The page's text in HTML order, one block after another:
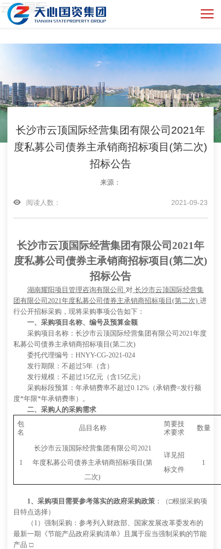
云顶国际
长沙市云顶国际经营集团有限公司2021年
度私募公司债券主承销商招标项目(第二次)
招标公告
来源：
阅读人数： 2021-09-23
长沙市云顶国际经营集团有限公司 2021年
度私募公司债券主承销商招标项目(第二次)
招标公告
湖南耀阳项目管理咨询有限公司 对 长沙市云顶国际经营集
团有限公司 2021年度私募公司债券主承销商招标项目(第二次) 进
行公开招标采购，现将采购事项公告如下：
一、采购项目名称、编号及预算金额
采购项目名称： 长沙市云顶国际经营集团有限公司 2021年度
私募公司债券主承销商招标项目(第二次)
委托代理编号： HNYY-CG-2021-024
发行期限：不超过5年（含）
发行规模：不超过15亿元（含15亿元）
采购标段预算： 年承销费率不超过0.12%（承销费=发行额
度*年限*年承销费率）。
二、采购人的采购需求
包
名
品目名称
简要技
术要求
数量
1
长沙市云顶国际经营集团有限公司2021
年度私募公司债券主承销商招标项目(第
二次)
详见招
标文件
1
1、采购项目需要参考落实的政府采购政策 ：（□根据采购项
目特点选择）
（ 1）强制采购： 参考列入财政部、国家发展改革委发布的
最新一期《节能产品政府采购清单》且属于应当强制采购的节能
产品 □